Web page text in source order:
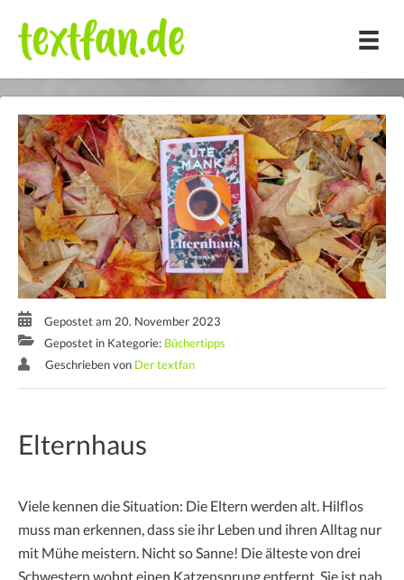
Inhalt
springen
Gepostet am 20. November 2023
Gepostet in Kategorie: Büchertipps
Geschrieben von Der textfan
Elternhaus
Viele kennen die Situation: Die Eltern werden alt. Hilflos
muss man erkennen, dass sie ihr Leben und ihren Alltag nur
mit Mühe meistern. Nicht so Sanne! Die älteste von drei
Schwestern wohnt einen Katzensprung entfernt. Sie ist nah